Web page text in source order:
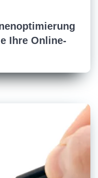
Ihre Online-